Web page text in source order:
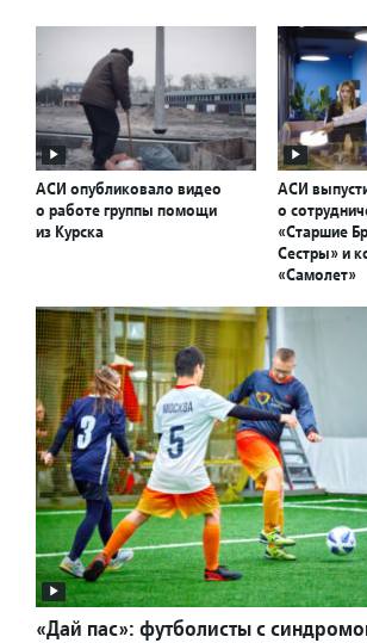
АСИ опубликовало видео
о работе группы помощи
из Курска
АСИ
о
«Старшие
Сестры» и
«Самолет»
«Дай пас»: футболисты с